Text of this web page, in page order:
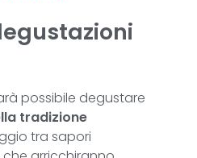
possibile degustare
tradizione
tra sapori